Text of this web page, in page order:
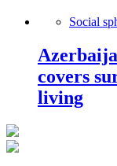
Social
covers
living